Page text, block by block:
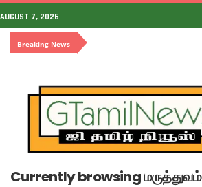
AUGUST 7, 2026
Breaking News
Currently browsing மருத்துவம்